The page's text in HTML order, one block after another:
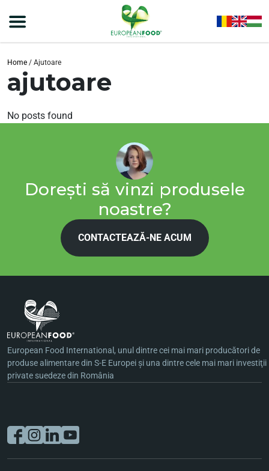
Home / Ajutoare
ajutoare
No posts found
Dorești să vinzi produsele
noastre?
CONTACTEAZĂ-NE ACUM
European Food International, unul dintre cei mai mari producători de
produse alimentare din S-E Europei şi una dintre cele mai mari investiţii
private suedeze din România